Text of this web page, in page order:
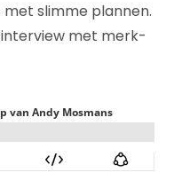
slimme plannen.
met merk-